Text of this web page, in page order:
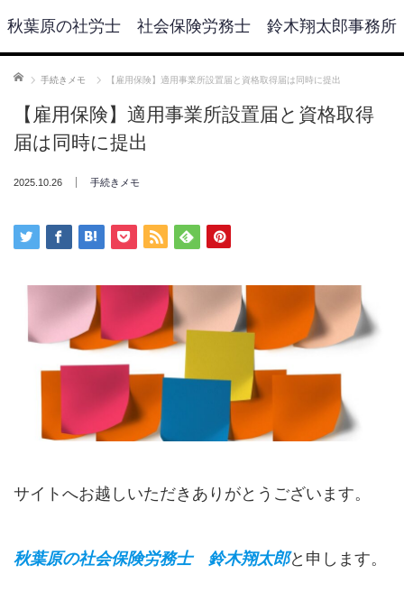
秋葉原の社労士 社会保険労務士 鈴木翔太郎事務所
ホーム 手続きメモ 【雇用保険】適用事業所設置届と資格取得届は同時に提出
【雇用保険】適用事業所設置届と資格取得
届は同時に提出
2025.10.26 手続きメモ
サイトへお越しいただきありがとうございます。
秋葉原の社会保険労務士 鈴木翔太郎と申します。